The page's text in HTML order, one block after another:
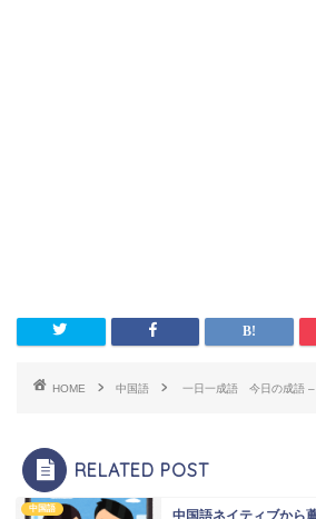
HOME 中国語 一日一成語 今日の成語 –
RELATED POST
中国語